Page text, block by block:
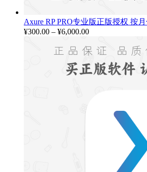
Axure RP PRO专业版正版授权 按
¥300.00 – ¥6,000.00价
范
围：
¥300.00